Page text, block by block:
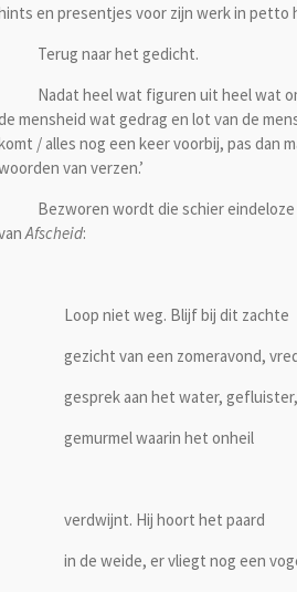
en presentjes voor zijn werk in petto
Terug naar het gedicht.
Nadat heel wat figuren uit heel wat
mensheid wat gedrag en lot van de
/ alles nog een keer voorbij, pas dan
van verzen.’
Bezworen wordt die schier eindeloze
Afscheid:
Loop niet weg. Blijf bij dit zachte
gezicht van een zomeravond,
gesprek aan het water, gefluister,
gemurmel waarin het onheil
verdwijnt. Hij hoort het paard
in de weide, er vliegt nog een